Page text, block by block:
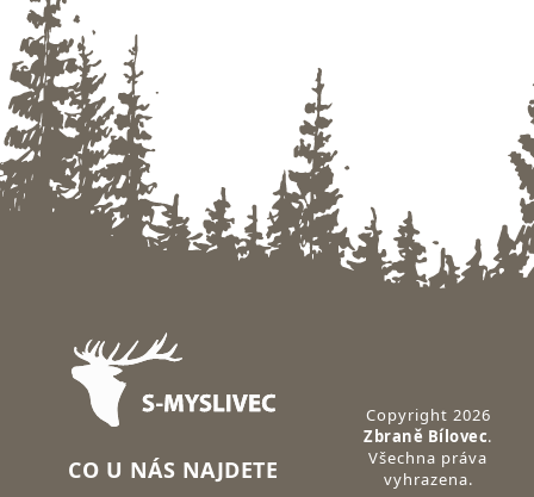
Zápatí
CO U NÁS NAJDETE
Copyright 2026
Zbraně Bílovec.
Všechna práva
vyhrazena.